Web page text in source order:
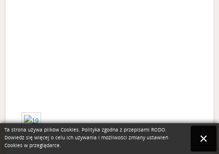
Ta strona używa plików Cookies. Polityka zgodna z przepisami RODO.
Dowiedz się więcej o celu ich używania i możliwości zmiany ustawień
Cookies w przeglądarce.